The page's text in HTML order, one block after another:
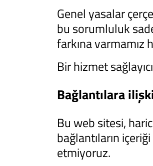
Genel yasalar
bu sorumluluk
farkına varmamız
Bir hizmet
Bağlantılara
Bu web sitesi,
bağlantıların
etmiyoruz.